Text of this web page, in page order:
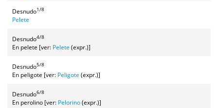
Desnudo1/8
Pelete
Desnudo4/8
En pelete [ver: Pelete (expr.)]
Desnudo5/8
En peligote [ver: Peligote (expr.)]
Desnudo6/8
En perolino [ver: Pelorino(expr.)]